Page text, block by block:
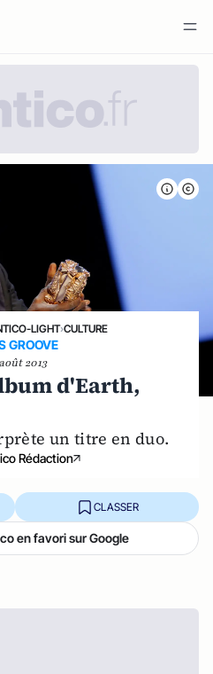
LIGHT›CULTURE
GROOVE
2013
d'Earth,
un titre en duo.
Rédaction
CLASSER
en favori sur Google